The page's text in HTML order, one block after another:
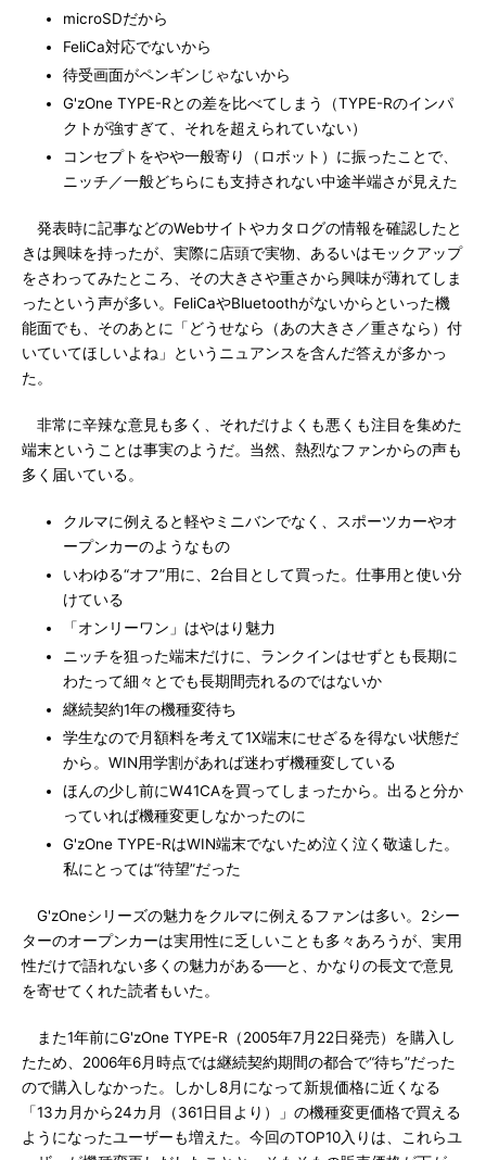
microSDだから
FeliCa対応でないから
待受画面がペンギンじゃないから
G'zOne TYPE-Rとの差を比べてしまう（TYPE-Rのインパ
クトが強すぎて、それを超えられていない）
コンセプトをやや一般寄り（ロボット）に振ったことで、
ニッチ／一般どちらにも支持されない中途半端さが見えた
発表時に記事などのWebサイトやカタログの情報を確認したと
きは興味を持ったが、実際に店頭で実物、あるいはモックアップ
をさわってみたところ、その大きさや重さから興味が薄れてしま
ったという声が多い。FeliCaやBluetoothがないからといった機
能面でも、そのあとに「どうせなら（あの大きさ／重さなら）付
いていてほしいよね」というニュアンスを含んだ答えが多かっ
た。
非常に辛辣な意見も多く、それだけよくも悪くも注目を集めた
端末ということは事実のようだ。当然、熱烈なファンからの声も
多く届いている。
クルマに例えると軽やミニバンでなく、スポーツカーやオ
ープンカーのようなもの
いわゆる“オフ”用に、2台目として買った。仕事用と使い分
けている
「オンリーワン」はやはり魅力
ニッチを狙った端末だけに、ランクインはせずとも長期に
わたって細々とでも長期間売れるのではないか
継続契約1年の機種変待ち
学生なので月額料を考えて1X端末にせざるを得ない状態だ
から。WIN用学割があれば迷わず機種変している
ほんの少し前にW41CAを買ってしまったから。出ると分か
っていれば機種変更しなかったのに
G'zOne TYPE-RはWIN端末でないため泣く泣く敬遠した。
私にとっては“待望”だった
G'zOneシリーズの魅力をクルマに例えるファンは多い。2シー
ターのオープンカーは実用性に乏しいことも多々あろうが、実用
性だけで語れない多くの魅力がある──と、かなりの長文で意見
を寄せてくれた読者もいた。
また1年前にG'zOne TYPE-R（2005年7月22日発売）を購入し
たため、2006年6月時点では継続契約期間の都合で“待ち”だった
ので購入しなかった。しかし8月になって新規価格に近くなる
「13カ月から24カ月（361日目より）」の機種変更価格で買える
ようになったユーザーも増えた。今回のTOP10入りは、これらユ